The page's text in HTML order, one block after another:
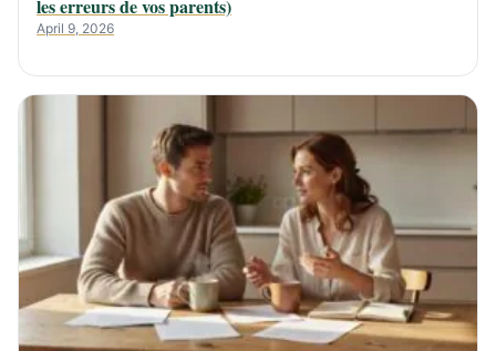
les erreurs de vos parents)
April 9, 2026